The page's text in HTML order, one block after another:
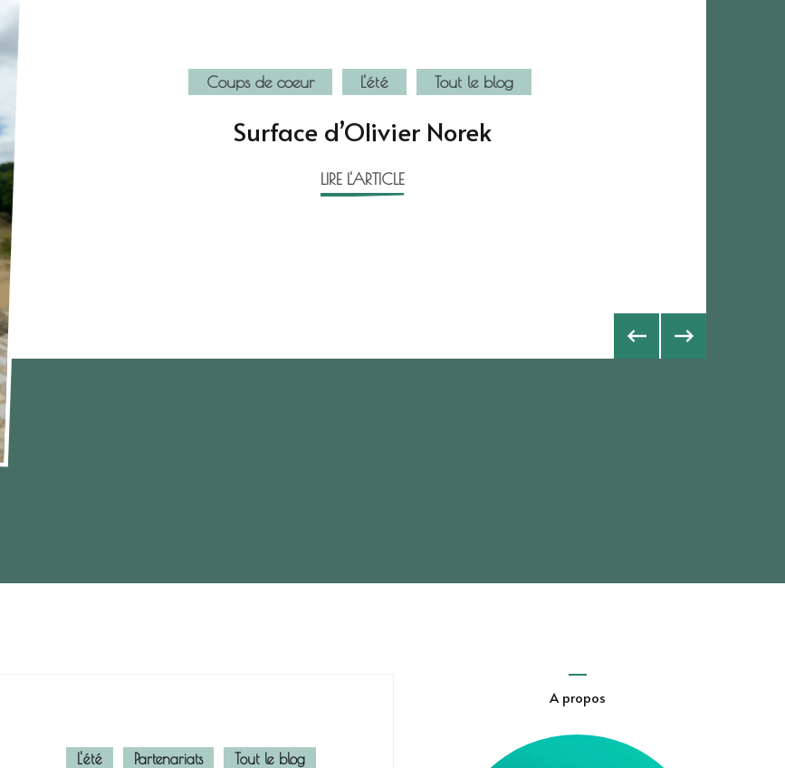
Coups de coeur L'été Tout le blog
Surface d’Olivier Norek
LIRE L'ARTICLE
L'été Partenariats Tout le blog
A propos